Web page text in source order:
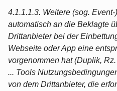
4.1.1.1.3. Weitere (sog.
automatisch an die Beklagte
Drittanbieter bei der
Webseite oder App eine
vorgenommen hat (Duplik,
... Tools
von dem Drittanbieter, die